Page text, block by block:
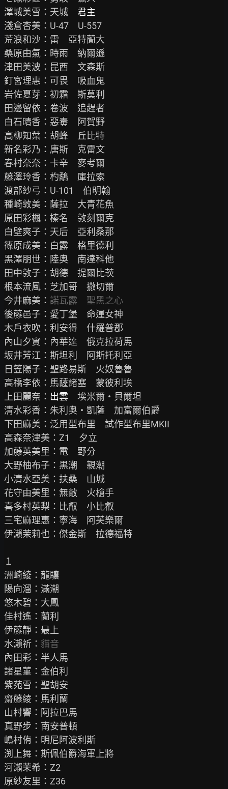
澤城美雪：天城 君主
淺倉杏美：U-47　U-557
荒浪和沙：雷　亞特蘭大
桑原由氣：時雨　納爾遜
津田美波：昆西　文森斯
釘宮理惠：可畏　吸血鬼
岩佐夏芽：初霜　斯莫利
田邊留依：卷波　追趕者
白石晴香：惡毒　阿賀野
高柳知葉：胡蜂　丘比特
新名彩乃：唐斯　克雷文
春村奈奈：卡辛　麥考爾
藤澤玲香：杓鷸　庫拉索
渡部紗弓：U-101　伯明翰
種崎敦美：薩拉　大青花魚
原田彩楓：榛名　敦刻爾克
白壁爽子：天后　亞利桑那
篠原成美：白露　格里德利
黑澤朋世：陸奥　南達科他
田中敦子：胡德　提爾比茨
根本流風：芝加哥　撒切爾
今井麻美： 諾瓦露　聖黑之心
後藤邑子：愛丁堡　命運女神
木戶衣吹：利安得　什羅普郡
內山夕實：內華達　俄克拉荷馬
坂井芳江：斯坦利　阿斯托利亞
日笠陽子：聖路易斯　火奴魯魯
高橋李依：馬薩諸塞　蒙彼利埃
上田麗奈： 出雲 埃米爾・貝爾坦
清水彩香：朱利奥‧凱薩　加富爾伯爵
下田麻美：泛用型布里　試作型布里MKII
高森奈津美：Z1　夕立
加藤英美里：電　野分
大野柚布子：黒潮　親潮
小清水亞美：扶桑　山城
花守由美里：無敵　火槍手
喜多村英梨：比叡　小比叡
三宅麻理惠：寧海　阿芙樂爾
伊瀨茉莉也：傑金斯　拉德福特
１
洲崎綾：龍驤
陽向溜：滿潮
悠木碧：大鳳
佳村遙：蘭利
伊藤靜：最上
水瀨祈： 貓音
內田彩：半人馬
諸星菫：金伯利
紫苑雪：聖胡安
齋藤綾：馬利蘭
山村響：阿拉巴馬
真野步：南安普頓
嶋村侑：明尼阿波利斯
渕上舞：斯佩伯爵海軍上將
河瀨茉希：Z2
原紗友里：Z36